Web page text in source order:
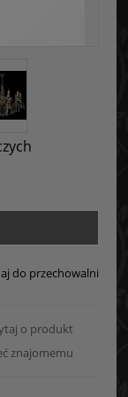
do przechowalni
o produkt
znajomemu